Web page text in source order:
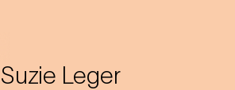
Suzie Leger